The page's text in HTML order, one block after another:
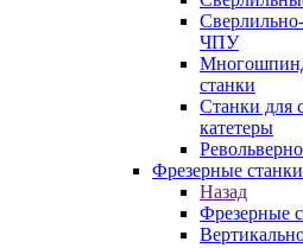
ЧПУ
станки
Станки для
катетеры
Фрезерные
Назад
Фрезерные